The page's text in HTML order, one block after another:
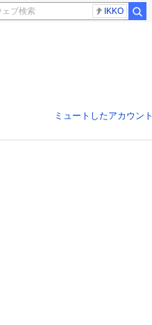
IKKO
ミュートしたアカウント